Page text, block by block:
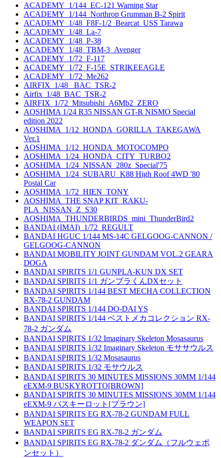
ACADEMY_1/144_EC-121 Warning Star
ACADEMY_1/144_Northrop Grumman B-2 Spirit
ACADEMY_1/48_F8F-1/2_Bearcat_USS Tarawa
ACADEMY_1/48_La-7
ACADEMY_1/48_P-38
ACADEMY_1/48_TBM-3_Avenger
ACADEMY_1/72_F-117
ACADEMY_1/72_F-15E_STRIKEEAGLE
ACADEMY_1/72_Me262
AIRFIX_1/48_ BAC_TSR-2
Airfix_1/48_BAC_TSR-2
AIRFIX_1/72_Mitsubishi_A6Mb2_ZERO
AOSHIMA 1/24 R35 NISSAN GT-R NISMO Special
edition 2022
AOSHIMA_1/12_HONDA_GORILLA_TAKEGAWA
Ver.1
AOSHIMA_1/12_HONDA_MOTOCOMPO
AOSHIMA_1/24_HONDA_CITY_TURBO2
AOSHIMA_1/24_NISSAN_280z_Special'75
AOSHIMA_1/24_SUBARU_K88 High Roof 4WD '80
Postal Car
AOSHIMA_1/72_HIEN_TONY
AOSHIMA_THE SNAP KIT_RAKU-
PLA_NISSAN_Z_S30
AOSHIMA_THUNDERBIRDS_mini_ThunderBird2
BANDAI (IMAI)_1/72_REGULT
BANDAI HGUC 1/144 MS-14C GELGOOG-CANNON /
GELGOOG-CANNON
BANDAI MOBILITY JOINT GUNDAM VOL.2 GEARA
DOGA
BANDAI SPIRITS 1/1 GUNPLA-KUN DX SET
BANDAI SPIRITS 1/1 ガンプラくんDXセット
BANDAI SPIRITS 1/144 BEST MECHA COLLECTION
RX-78-2 GUNDAM
BANDAI SPIRITS 1/144 DO-DAI YS
BANDAI SPIRITS 1/144 ベストメカコレクション RX-
78-2 ガンダム
BANDAI SPIRITS 1/32 Imaginary Skeleton Mosasaurus
BANDAI SPIRITS 1/32 Imaginary Skeleton モササウルス
BANDAI SPIRITS 1/32 Mosasaurus
BANDAI SPIRITS 1/32 モサウルス
BANDAI SPIRITS 30 MINUTES MISSIONS 30MM 1/144
eEXM-9 BUSKYROTTO[BROWN]
BANDAI SPIRITS 30 MINUTES MISSIONS 30MM 1/144
eEXM-9 バスキーロット[ブラウン]
BANDAI SPIRITS EG RX-78-2 GUNDAM FULL
WEAPON SET
BANDAI SPIRITS EG RX-78-2 ガンダム
BANDAI SPIRITS EG RX-78-2 ダンダム（フルウェポ
ンセット）